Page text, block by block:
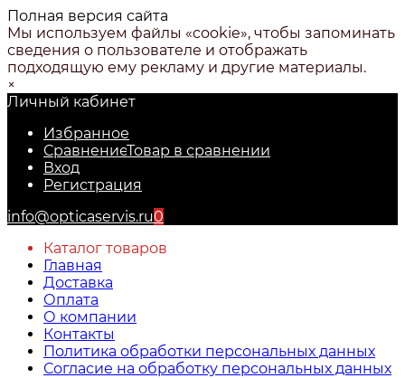
Полная версия сайта
Мы используем файлы «cookie», чтобы запоминать
сведения о пользователе и отображать
подходящую ему рекламу и другие материалы.
×
Личный кабинет
Избранное
СравнениеТовар в сравнении
Вход
Регистрация
info@opticaservis.ru0
Каталог товаров
Главная
Доставка
Оплата
О компании
Контакты
Политика обработки персональных данных
Согласие на обработку персональных данных